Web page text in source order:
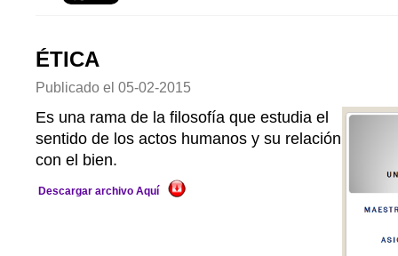
ÉTICA
Publicado el 05-02-2015
Es una rama de la filosofía que estudia el
sentido de los actos humanos y su relación
con el bien.
Descargar archivo Aquí